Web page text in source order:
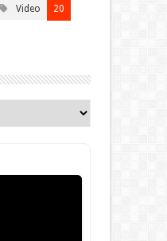
Video 20